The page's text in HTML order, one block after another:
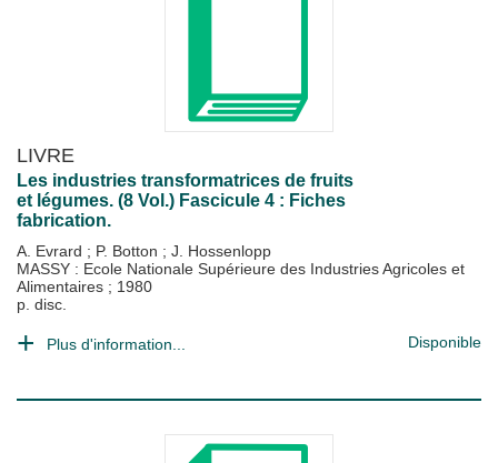
LIVRE
Les industries transformatrices de fruits
et légumes. (8 Vol.) Fascicule 4 : Fiches
fabrication.
A. Evrard ; P. Botton ; J. Hossenlopp
MASSY : Ecole Nationale Supérieure des Industries Agricoles et
Alimentaires ; 1980
p. disc.
Plus d'information... Disponible